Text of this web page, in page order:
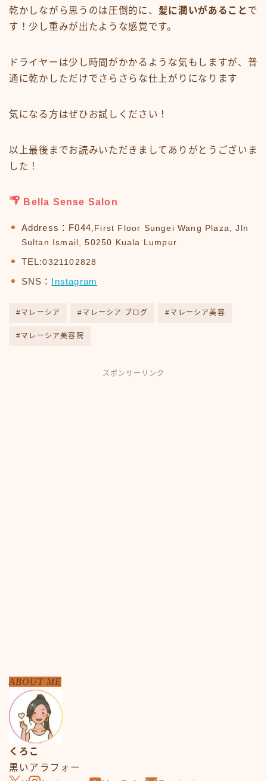
乾かしながら思うのは圧倒的に、 髪に潤いがあること で
す！少し重みが出たような感覚です。
ドライヤーは少し時間がかかるような気もしますが、普
通に乾かしただけでさらさらな仕上がりになります
気になる方はぜひお試しください！
以上最後までお読みいただきましてありがとうございま
した！
Bella Sense Salon
Address：F044 ,First Floor Sungei Wang Plaza, Jln
Sultan Ismail, 50250 Kuala Lumpur
TEL:0321102828
SNS： Instagram
#マレーシア #マレーシア ブログ #マレーシア美容
#マレーシア美容院
スポンサーリンク
ABOUT ME
くろこ
黒いアラフォー